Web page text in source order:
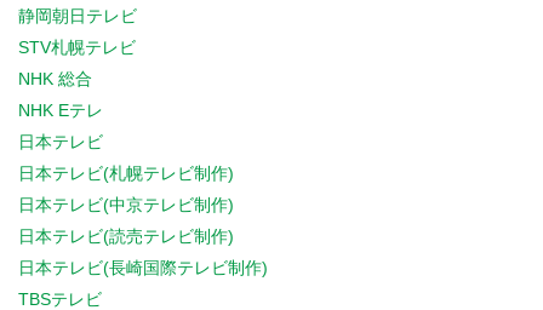
静岡朝日テレビ
STV札幌テレビ
NHK 総合
NHK Eテレ
日本テレビ
日本テレビ(札幌テレビ制作)
日本テレビ(中京テレビ制作)
日本テレビ(読売テレビ制作)
日本テレビ(長崎国際テレビ制作)
TBSテレビ